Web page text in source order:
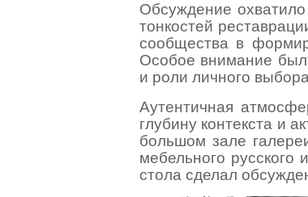
Обсуждение
тонкостей
сообщества в
Особое внимание
и роли личного
Аутентичная
глубину контекста и
большом зале
мебельного русского
стола сделал